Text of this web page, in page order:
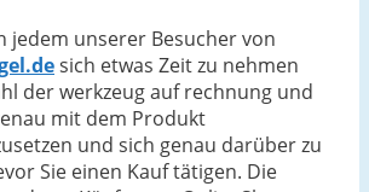
jedem unserer Besucher von
sich etwas Zeit zu nehmen
der werkzeug auf rechnung und
mit dem Produkt
und sich genau darüber zu
Sie einen Kauf tätigen. Die